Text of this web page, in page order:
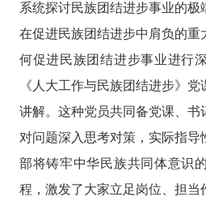
系统探讨民族团结进步事业的极
在促进民族团结进步中肩负的重
何促进民族团结进步事业进行
《人大工作与民族团结进步》
讲解。这种党员共同备党课、书
对问题深入思考对策，实际指
部将铸牢中华民族共同体意识
程，激发了大家立足岗位、担当